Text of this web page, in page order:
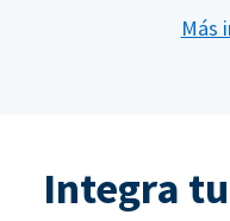
Más
Integra